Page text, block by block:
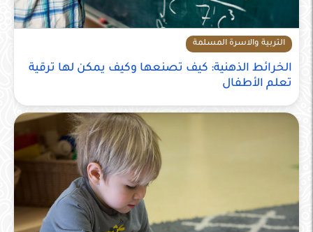
التربية والاسرة المسلمة
الخرائط الذهنية: كيف تصنعها وكيف يمكن لها ترقية
تعلم الأطفال